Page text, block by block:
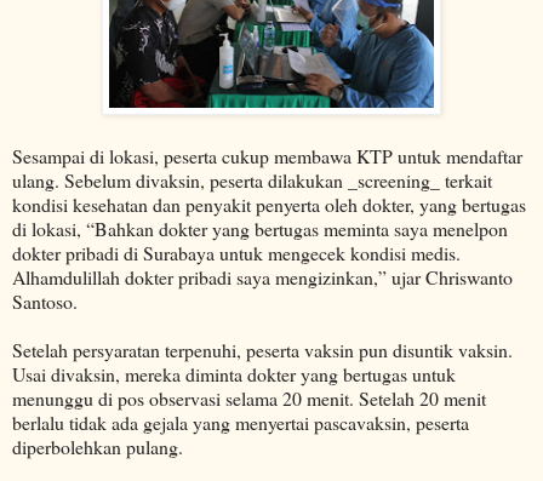
Sesampai di lokasi, peserta cukup membawa KTP untuk mendaftar
ulang. Sebelum divaksin, peserta dilakukan _screening_ terkait
kondisi kesehatan dan penyakit penyerta oleh dokter, yang bertugas
di lokasi, “Bahkan dokter yang bertugas meminta saya menelpon
dokter pribadi di Surabaya untuk mengecek kondisi medis.
Alhamdulillah dokter pribadi saya mengizinkan,” ujar Chriswanto
Santoso.
Setelah persyaratan terpenuhi, peserta vaksin pun disuntik vaksin.
Usai divaksin, mereka diminta dokter yang bertugas untuk
menunggu di pos observasi selama 20 menit. Setelah 20 menit
berlalu tidak ada gejala yang menyertai pascavaksin, peserta
diperbolehkan pulang.